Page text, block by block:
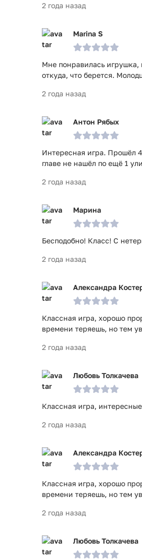
2 года назад
Marina S
Мне понравилась игрушка,
откуда, что берется.
2 года назад
Антон Рябых
Интересная игра. Прошёл
главе не нашёл по ещё 1
2 года назад
Марина
Бесподобно! Класс! С
2 года назад
Александра
Классная игра, хорошо
времени теряешь, но тем
2 года назад
Любовь Толкачева
Классная игра,
2 года назад
Александра
Классная игра, хорошо
времени теряешь, но тем
2 года назад
Любовь Толкачева